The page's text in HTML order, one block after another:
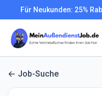
Für Neukunden: 25%
Job-Suche